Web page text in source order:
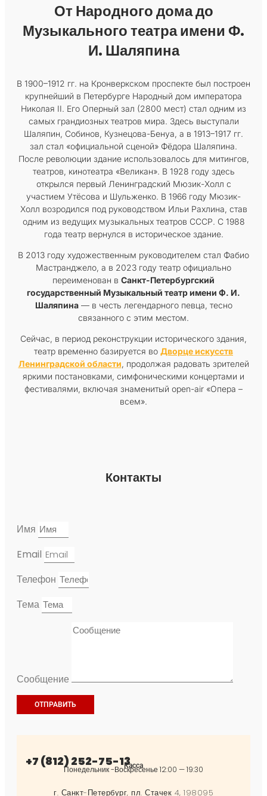
От Народного дома до
Музыкального театра имени Ф.
И. Шаляпина
В 1900–1912 гг. на Кронверкском проспекте был построен
крупнейший в Петербурге Народный дом императора
Николая II. Его Оперный зал (2800 мест) стал одним из
самых грандиозных театров мира. Здесь выступали
Шаляпин, Собинов, Кузнецова-Бенуа, а в 1913–1917 гг.
зал стал «официальной сценой» Фёдора Шаляпина.
После революции здание использовалось для митингов,
театров, кинотеатра «Великан». В 1928 году здесь
открылся первый Ленинградский Мюзик-Холл с
участием Утёсова и Шульженко. В 1966 году Мюзик-
Холл возродился под руководством Ильи Рахлина, став
одним из ведущих музыкальных театров СССР. С 1988
года театр вернулся в историческое здание.
В 2013 году художественным руководителем стал Фабио
Мастранджело, а в 2023 году театр официально
переименован в Санкт-Петербургский
государственный Музыкальный театр имени Ф. И.
Шаляпина— в честь легендарного певца, тесно
связанного с этим местом.
Сейчас, в период реконструкции исторического здания,
театр временно базируется во Дворце искусств
Ленинградской области, продолжая радовать зрителей
яркими постановками, симфоническими концертами и
фестивалями, включая знаменитый open-air «Опера –
всем».
Контакты
Имя
Email
Телефон
Тема
Сообщение
ОТПРАВИТЬ
+7 (812) 252-75-13Касса
Понедельник -Воскресенье 12:00 — 19:30
г. Санкт-Петербург, пл. Стачек 4, 198095